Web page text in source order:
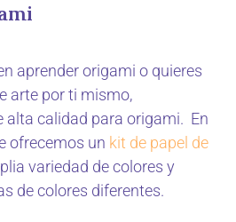
aprender origami o quieres
arte por ti mismo,
alta calidad para origami. En
ofrecemos un kit de papel de
variedad de colores y
de colores diferentes.